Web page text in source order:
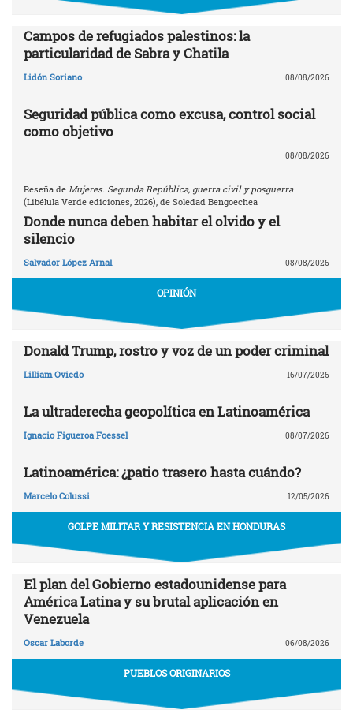
Campos de refugiados palestinos: la
particularidad de Sabra y Chatila
Lidón Soriano 08/08/2026
Seguridad pública como excusa, control social
como objetivo
08/08/2026
Reseña de Mujeres. Segunda República, guerra civil y posguerra
(Libélula Verde ediciones, 2026), de Soledad Bengoechea
Donde nunca deben habitar el olvido y el
silencio
Salvador López Arnal 08/08/2026
OPINIÓN
Donald Trump, rostro y voz de un poder criminal
Lilliam Oviedo 16/07/2026
La ultraderecha geopolítica en Latinoamérica
Ignacio Figueroa Foessel 08/07/2026
Latinoamérica: ¿patio trasero hasta cuándo?
Marcelo Colussi 12/05/2026
GOLPE MILITAR Y RESISTENCIA EN HONDURAS
El plan del Gobierno estadounidense para
América Latina y su brutal aplicación en
Venezuela
Oscar Laborde 06/08/2026
PUEBLOS ORIGINARIOS